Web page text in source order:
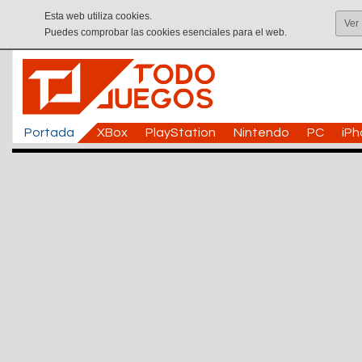
Esta web utiliza cookies.
Puedes comprobar las cookies esenciales para el web.
Ver
Portada XBox PlayStation Nintendo PC